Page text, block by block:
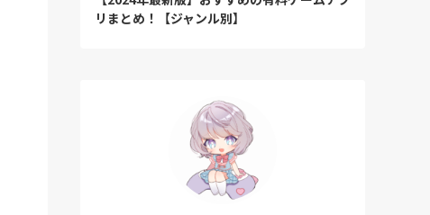
リまとめ！【ジャンル別】